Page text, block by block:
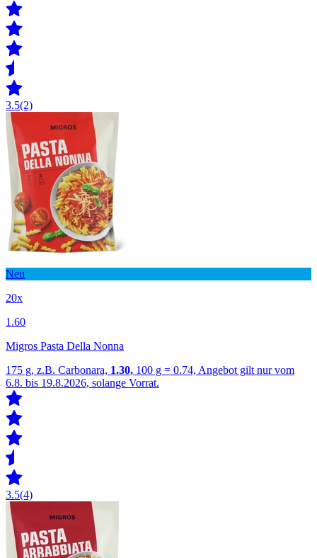
3.5(2)
Neu
20x
1.60
Migros Pasta Della Nonna
175 g, z.B. Carbonara, 1.30, 100 g = 0.74, Angebot gilt nur vom
6.8. bis 19.8.2026, solange Vorrat.
3.5(4)